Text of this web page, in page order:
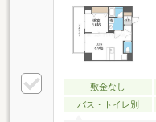
敷金なし
バス・トイレ別